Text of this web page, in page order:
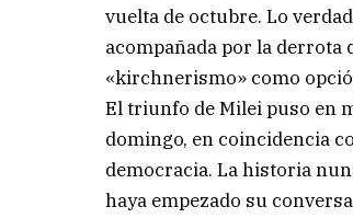
vuelta de octubre. Lo
acompañada por la derrota
«kirchnerismo» como
El triunfo de Milei puso en
domingo, en coincidencia
democracia. La historia
haya empezado su